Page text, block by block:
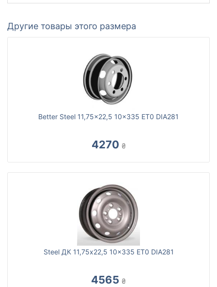
Другие товары этого размера
Better Steel 11,75x22,5 10x335 ET0 DIA281
4270 ₴
Steel ДК 11,75x22,5 10x335 ET0 DIA281
4565 ₴